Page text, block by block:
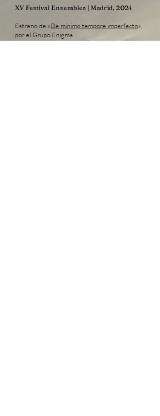
XV Festival Ensembles | Madrid, 2024
Estreno de «De minimo tempore imperfecto»,
por el Grupo Enigma